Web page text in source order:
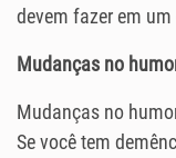
devem fazer em
Mudanças no
Mudanças no
Se você tem